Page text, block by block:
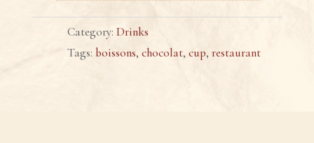
Category: Drinks
Tags: boissons, chocolat, cup, restaurant